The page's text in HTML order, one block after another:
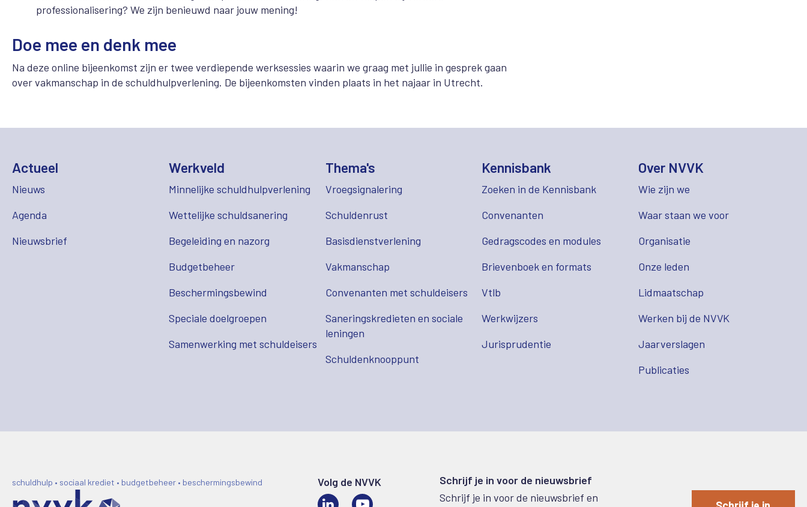
professionalisering? We zijn benieuwd naar jouw mening!
Doe mee en denk mee
Na deze online bijeenkomst zijn er twee verdiepende werksessies waarin we graag met jullie in gesprek gaan
over vakmanschap in de schuldhulpverlening. De bijeenkomsten vinden plaats in het najaar in Utrecht.
Actueel
Nieuws
Agenda
Nieuwsbrief
Werkveld
Minnelijke schuldhulpverlening
Wettelijke schuldsanering
Begeleiding en nazorg
Budgetbeheer
Beschermingsbewind
Speciale doelgroepen
Samenwerking met schuldeisers
Thema's
Vroegsignalering
Schuldenrust
Basisdienstverlening
Vakmanschap
Convenanten met schuldeisers
Saneringskredieten en sociale
leningen
Schuldenknooppunt
Kennisbank
Zoeken in de Kennisbank
Convenanten
Gedragscodes en modules
Brievenboek en formats
Vtlb
Werkwijzers
Jurisprudentie
Over NVVK
Wie zijn we
Waar staan we voor
Organisatie
Onze leden
Lidmaatschap
Werken bij de NVVK
Jaarverslagen
Publicaties
schuldhulp • sociaal krediet • budgetbeheer • beschermingsbewind
Volg de NVVK
LinkedIn
Schrijf je in voor de nieuwsbrief
Schrijf je in voor de nieuwsbrief en